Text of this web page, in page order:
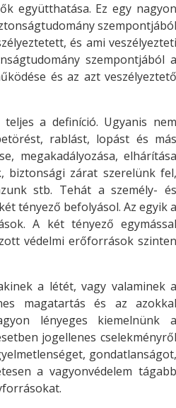
együtthatása. Ez egy nagyon
szempontjából
és ami veszélyezteti
szempontjából a
és az azt veszélyeztető
a definíció. Ugyanis nem
rablást, lopást és más
megakadályozása, elhárítása
biztonsági zárat szerelünk fel,
stb. Tehát a személy- és
tényező befolyásol. Az egyik a
A két tényező egymással
védelmi erőforrások szinten
a létét, vagy valaminek a
magatartás és az azokkal
lényeges kiemelnünk a
jogellenes cselekményről
gondatlanságot,
a vagyonvédelem tágabb